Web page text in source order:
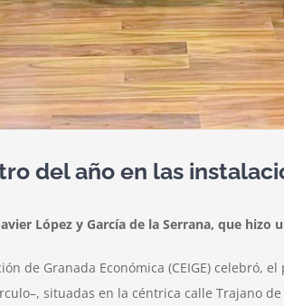
del año en las
López y García de la Serrana, que hizo
de Granada Económica (CEIGE)
situadas en la céntrica calle Trajano